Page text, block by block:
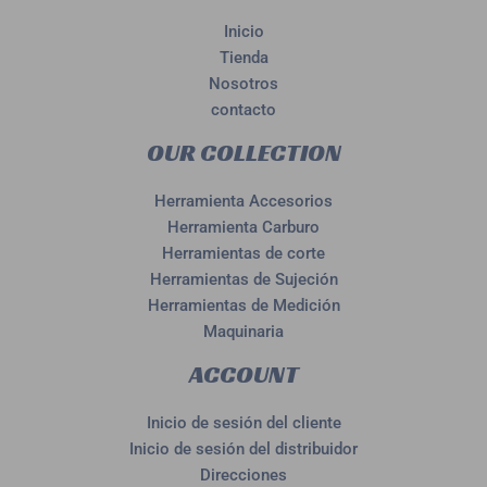
Inicio
Tienda
Nosotros
contacto
OUR COLLECTION
Herramienta Accesorios
Herramienta Carburo
Herramientas de corte
Herramientas de Sujeción
Herramientas de Medición
Maquinaria
ACCOUNT
Inicio de sesión del cliente
Inicio de sesión del distribuidor
Direcciones